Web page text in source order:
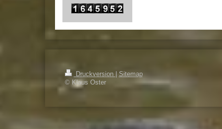
Druckversion
Sitemap
© Klaus Oster